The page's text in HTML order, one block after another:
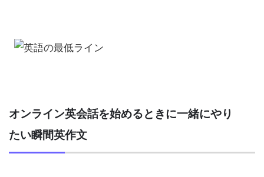
オンライン英会話を始めるときに一緒にやり
たい瞬間英作文